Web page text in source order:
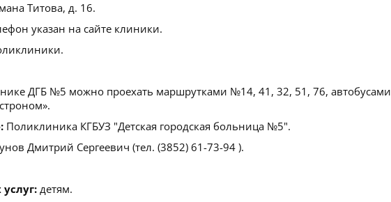
Титова, д. 16.
указан на сайте клиники.
ДГБ №5 можно проехать маршрутками №14, 41, 32, 51, 76, автобусами
Поликлиника КГБУЗ "Детская городская больница №5".
Дмитрий Сергеевич (тел. (3852) 61-73-94 ).
детям.